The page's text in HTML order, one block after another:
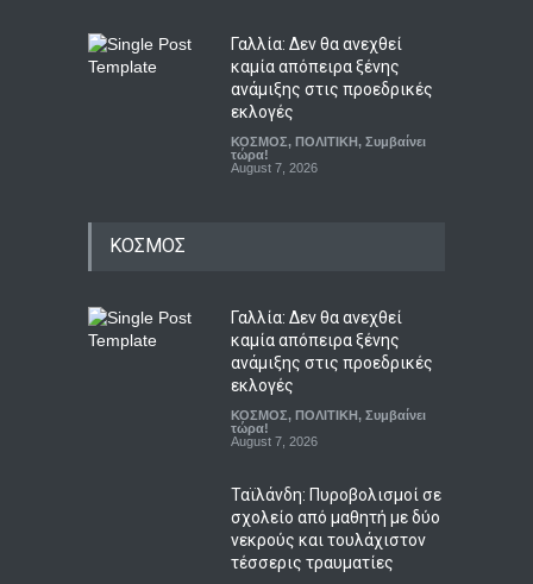
Γαλλία: Δεν θα ανεχθεί
καμία απόπειρα ξένης
ανάμιξης στις προεδρικές
εκλογές
ΚΟΣΜΟΣ, ΠΟΛΙΤΙΚΗ, Συμβαίνει
τώρα!
August 7, 2026
ΚΟΣΜΟΣ
Γαλλία: Δεν θα ανεχθεί
καμία απόπειρα ξένης
ανάμιξης στις προεδρικές
εκλογές
ΚΟΣΜΟΣ, ΠΟΛΙΤΙΚΗ, Συμβαίνει
τώρα!
August 7, 2026
Ταϊλάνδη: Πυροβολισμοί σε
σχολείο από μαθητή με δύο
νεκρούς και τουλάχιστον
τέσσερις τραυματίες